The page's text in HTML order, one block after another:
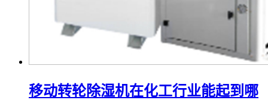
移动转轮除湿机在化工行业能起到哪